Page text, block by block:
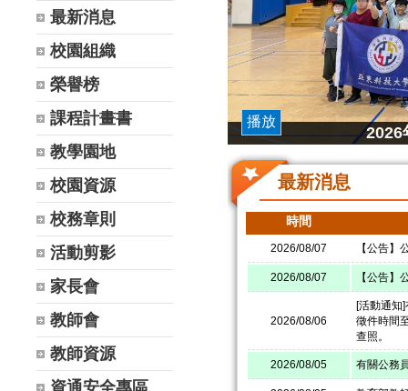
最新消息
校園組織
榮譽榜
課程計畫書
教學園地
校園資源
校務章則
活動剪影
家長會
教師會
教師資源
資通安全專區
播放
2026
最新消息
時間
2026/08/07 【公告
2026/08/07 【公告
2026/08/06
[活動通知
徵件時間
查照。
2026/08/05 有關公務